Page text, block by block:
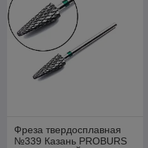
Фреза твердосплавная
№339 Казань PROBURS